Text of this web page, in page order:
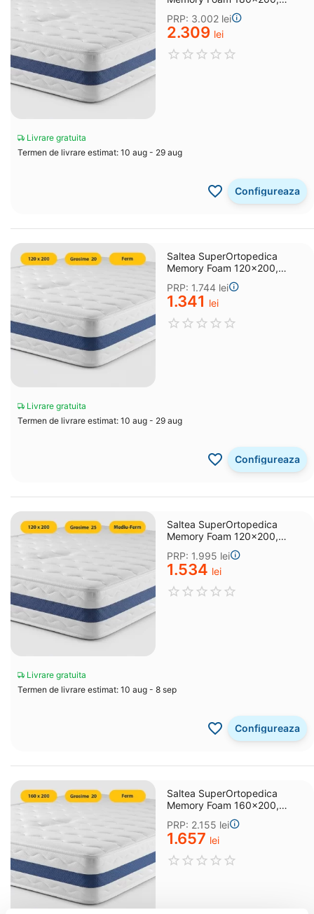
grosime 25 cm
PRP: 3.002 lei
2.309 lei
Livrare gratuita
Termen de livrare estimat: 10 aug - 29 aug
Configureaza
Saltea SuperOrtopedica
Memory Foam 120x200,
grosime 20 cm
PRP: 1.744 lei
1.341 lei
Livrare gratuita
Termen de livrare estimat: 10 aug - 29 aug
Configureaza
Saltea SuperOrtopedica
Memory Foam 120x200,
grosime 25 cm
PRP: 1.995 lei
1.534 lei
Livrare gratuita
Termen de livrare estimat: 10 aug - 8 sep
Configureaza
Saltea SuperOrtopedica
Memory Foam 160x200,
grosime 20 cm
PRP: 2.155 lei
1.657 lei